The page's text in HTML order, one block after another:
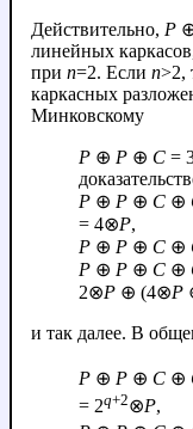
Действительно, P
линейных
при n=2. Если n>2,
каркасных
Минковскому
P ⊕ P ⊕ C =
P ⊕ P ⊕ C ⊕
= 4⊗P,
P ⊕ P ⊕ C ⊕
P ⊕ P ⊕ C ⊕
2⊗P ⊕ (4⊗P
и так далее. В
P ⊕ P ⊕ C ⊕
= 2q+2⊗P,